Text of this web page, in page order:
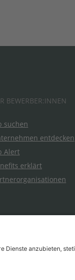
BEWERBER:INNEN
suchen
entdecken
Alert
erklärt